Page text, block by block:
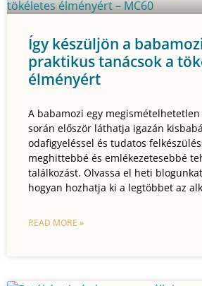
Így készüljön a
praktikus tanácsok a
élményért
A babamozi egy
során először láthatja igazán
odafigyeléssel és tudatos
meghittebbé és emlékezetesebbé
találkozást. Olvassa el heti
hogyan hozhatja ki a legtöbbet az
READ MORE »